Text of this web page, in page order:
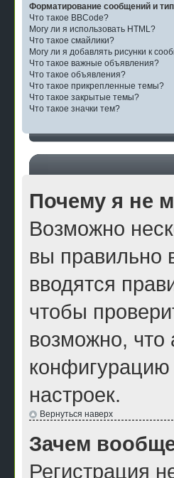
Форматирование сообщений и
Что такое BBCode?
Могу ли я использовать HTML?
Что такое смайлики?
Могу ли я добавлять рисунки к
Что такое важные объявления?
Что такое объявления?
Что такое прикрепленные темы?
Что такое закрытые темы?
Что такое значки тем?
Почему я не
Возможно
вы правильно
вводятся
чтобы
возможно, что
настроек.
Вернуться наверх
Зачем
Регистрация